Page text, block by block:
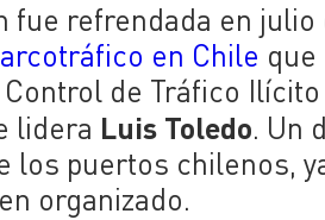
refrendada en julio
en Chile
de Tráfico Ilícito
lidera Luis Toledo. Un
puertos chilenos,
organizado.